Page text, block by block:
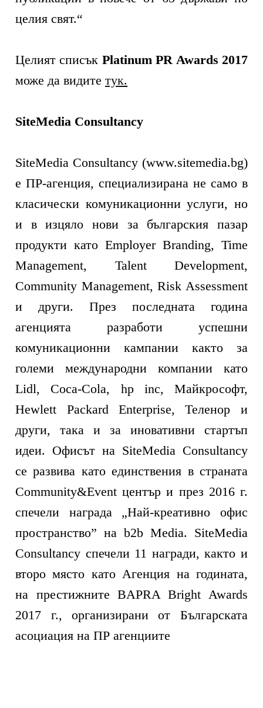
целия свят.“
Целият списък Platinum PR Awards 2017
може да видитетук.
SiteMedia Consultancy
SiteMedia Consultancy (www.sitemedia.bg)
е ПР-агенция, специализирана не само в
класически комуникационни услуги, но
и в изцяло нови за българския пазар
продукти като Employer Branding, Time
Management, Talent Development,
Community Management, Risk Assessment
и други. През последната година
агенцията разработи успешни
комуникационни кампании както за
големи международни компании като
Lidl, Coca-Cola, hp inc, Майкрософт,
Hewlett Packard Enterprise, Теленор и
други, така и за иновативни стартъп
идеи. Офисът на SiteMedia Consultancy
се развива като единствения в страната
Community&Event център и през 2016 г.
спечели награда „Най-креативно офис
пространство” на b2b Media. SiteMedia
Consultancy спечели 11 награди, както и
второ място като Агенция на годината,
на престижните BAPRA Bright Awards
2017 г., организирани от Българската
асоциация на ПР агенциите